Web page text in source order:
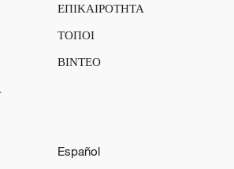
ΕΠΙΚΑΙΡΟΤΗΤΑ
ΤΟΠΟΙ
ΒΙΝΤΕΟ
Español